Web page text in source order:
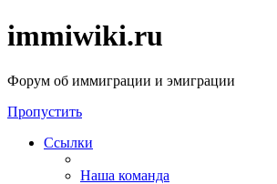
immiwiki.ru
Форум об иммиграции и эмиграции
Пропустить
Ссылки
Наша команда